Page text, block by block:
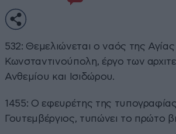
532: Θεμελιώνεται ο ναός της
Κωνσταντινούπολη, έργο των
Ανθεμίου και Ισιδώρου.
1455: Ο εφευρέτης της
Γουτεμβέργιος, τυπώνει το πρώτο